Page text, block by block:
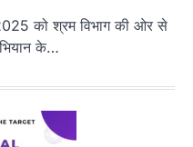
को श्रम विभाग की ओर से
के…